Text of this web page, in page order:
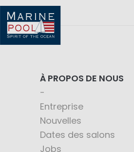
À PROPOS DE NOUS
Entreprise
Nouvelles
Dates des salons
Jobs